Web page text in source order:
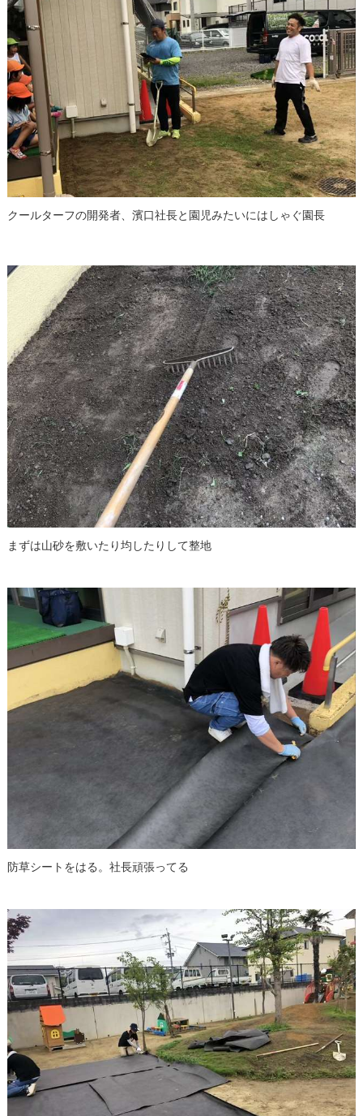
クールターフの開発者、濱口社長と園児みたいにはしゃぐ園長
まずは山砂を敷いたり均したりして整地
防草シートをはる。社長頑張ってる